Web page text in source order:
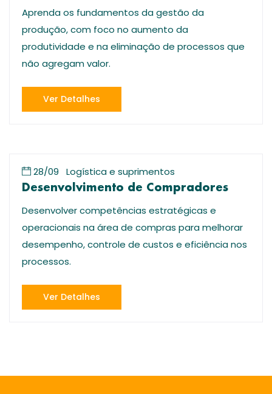
Aprenda os fundamentos da gestão da
produção, com foco no aumento da
produtividade e na eliminação de processos que
não agregam valor.
Ver Detalhes
28/09 Logística e suprimentos
Desenvolvimento de Compradores
Desenvolver competências estratégicas e
operacionais na área de compras para melhorar
desempenho, controle de custos e eficiência nos
processos.
Ver Detalhes